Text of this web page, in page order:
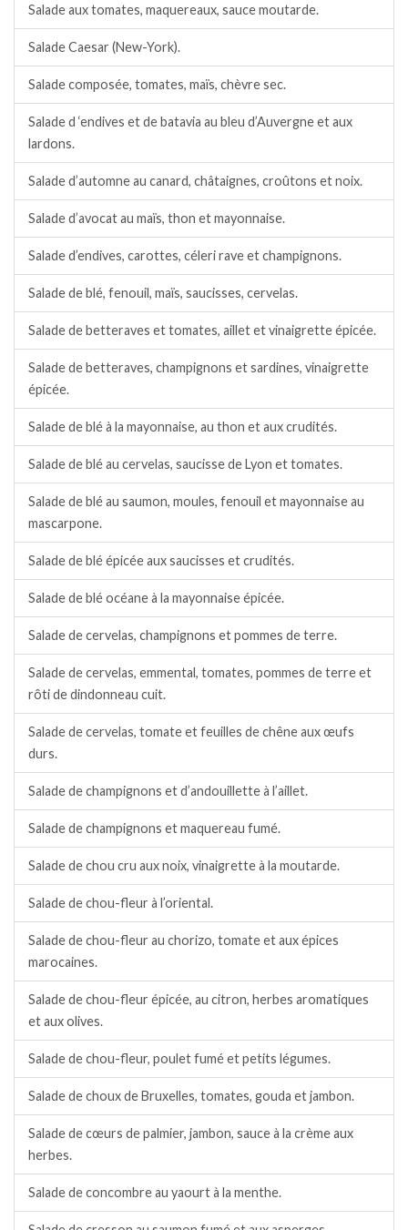
Salade aux tomates, maquereaux, sauce moutarde.
Salade Caesar (New-York).
Salade composée, tomates, maïs, chèvre sec.
Salade d ‘endives et de batavia au bleu d’Auvergne et aux
lardons.
Salade d’automne au canard, châtaignes, croûtons et noix.
Salade d’avocat au maïs, thon et mayonnaise.
Salade d’endives, carottes, céleri rave et champignons.
Salade de blé, fenouil, maïs, saucisses, cervelas.
Salade de betteraves et tomates, aillet et vinaigrette épicée.
Salade de betteraves, champignons et sardines, vinaigrette
épicée.
Salade de blé à la mayonnaise, au thon et aux crudités.
Salade de blé au cervelas, saucisse de Lyon et tomates.
Salade de blé au saumon, moules, fenouil et mayonnaise au
mascarpone.
Salade de blé épicée aux saucisses et crudités.
Salade de blé océane à la mayonnaise épicée.
Salade de cervelas, champignons et pommes de terre.
Salade de cervelas, emmental, tomates, pommes de terre et
rôti de dindonneau cuit.
Salade de cervelas, tomate et feuilles de chêne aux œufs
durs.
Salade de champignons et d’andouillette à l’aillet.
Salade de champignons et maquereau fumé.
Salade de chou cru aux noix, vinaigrette à la moutarde.
Salade de chou-fleur à l’oriental.
Salade de chou-fleur au chorizo, tomate et aux épices
marocaines.
Salade de chou-fleur épicée, au citron, herbes aromatiques
et aux olives.
Salade de chou-fleur, poulet fumé et petits légumes.
Salade de choux de Bruxelles, tomates, gouda et jambon.
Salade de cœurs de palmier, jambon, sauce à la crème aux
herbes.
Salade de concombre au yaourt à la menthe.